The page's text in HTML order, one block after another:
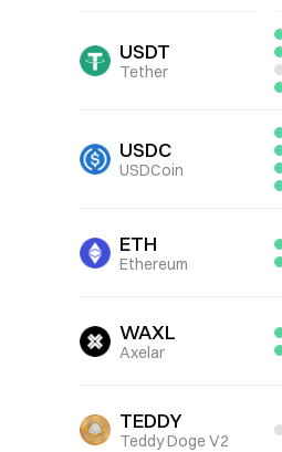
USDT
Tether
USDC
USDCoin
ETH
Ethereum
WAXL
Axelar
TEDDY
Teddy Doge V2